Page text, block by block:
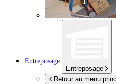
Entreposage
Entreposage
Retour au menu